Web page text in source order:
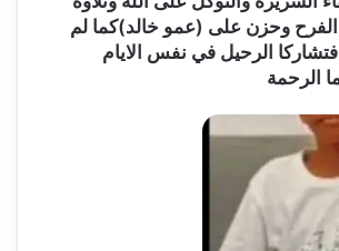
الفرح وحزن على (عمو خالد)كما لم
الرحيل في نفس الايام
الرحمة